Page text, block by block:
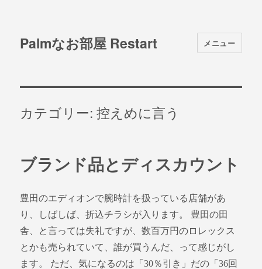
Palmなお部屋 Restart メニュー
カテゴリー: 控えめに言う
ブランド品とディスカウント
豊田のエディオンで腕時計を扱っている店舗があ
り、しばしば、折込チラシが入ります。 豊田の田
舎、と言っては失礼ですが、数百万円のロレックス
とかも売られていて、誰が買うんだ、って感じがし
ます。 ただ、気になるのは「30％引き」だの「36回